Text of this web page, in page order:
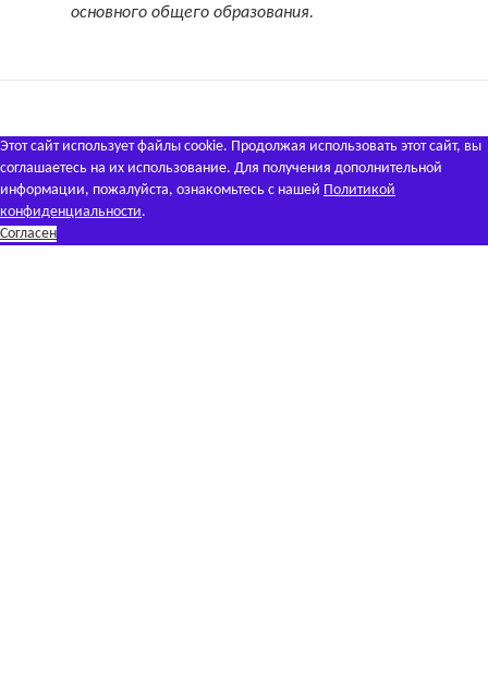
основного общего образования.
Этот сайт использует файлы cookie. Продолжая использовать этот сайт, вы
соглашаетесь на их использование. Для получения дополнительной
информации, пожалуйста, ознакомьтесь с нашей Политикой
конфиденциальности.
Согласен